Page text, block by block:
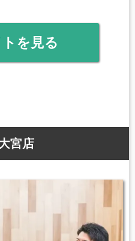
を見る
宮店